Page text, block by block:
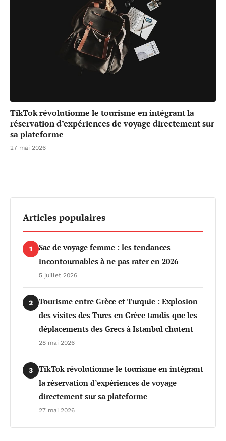
TikTok révolutionne le tourisme en intégrant la
réservation d’expériences de voyage directement sur
sa plateforme
27 mai 2026
Articles populaires
1
Sac de voyage femme : les tendances
incontournables à ne pas rater en 2026
5 juillet 2026
2
Tourisme entre Grèce et Turquie : Explosion
des visites des Turcs en Grèce tandis que les
déplacements des Grecs à Istanbul chutent
28 mai 2026
3
TikTok révolutionne le tourisme en intégrant
la réservation d’expériences de voyage
directement sur sa plateforme
27 mai 2026